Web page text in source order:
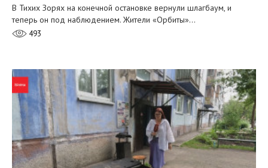
В Тихих Зорях на конечной остановке вернули шлагбаум, и
теперь он под наблюдением. Жители «Орбиты»…
493